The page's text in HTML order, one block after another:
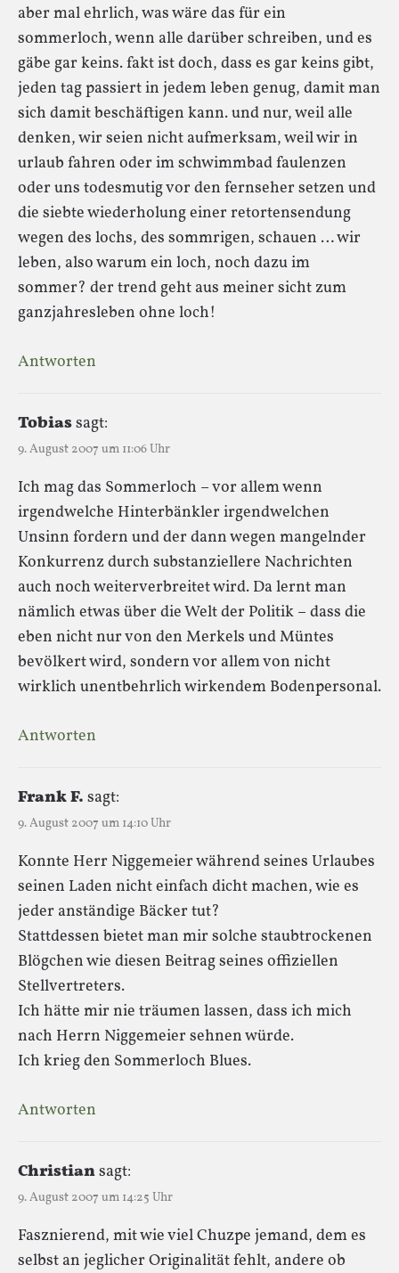
aber mal ehrlich, was wäre das für ein
sommerloch, wenn alle darüber schreiben, und es
gäbe gar keins. fakt ist doch, dass es gar keins gibt,
jeden tag passiert in jedem leben genug, damit man
sich damit beschäftigen kann. und nur, weil alle
denken, wir seien nicht aufmerksam, weil wir in
urlaub fahren oder im schwimmbad faulenzen
oder uns todesmutig vor den fernseher setzen und
die siebte wiederholung einer retortensendung
wegen des lochs, des sommrigen, schauen … wir
leben, also warum ein loch, noch dazu im
sommer? der trend geht aus meiner sicht zum
ganzjahresleben ohne loch!
Antworten
Tobiassagt:
9. August 2007 um 11:06 Uhr
Ich mag das Sommerloch – vor allem wenn
irgendwelche Hinterbänkler irgendwelchen
Unsinn fordern und der dann wegen mangelnder
Konkurrenz durch substanziellere Nachrichten
auch noch weiterverbreitet wird. Da lernt man
nämlich etwas über die Welt der Politik – dass die
eben nicht nur von den Merkels und Müntes
bevölkert wird, sondern vor allem von nicht
wirklich unentbehrlich wirkendem Bodenpersonal.
Antworten
Frank F. sagt:
9. August 2007 um 14:10 Uhr
Konnte Herr Niggemeier während seines Urlaubes
seinen Laden nicht einfach dicht machen, wie es
jeder anständige Bäcker tut?
Stattdessen bietet man mir solche staubtrockenen
Blögchen wie diesen Beitrag seines offiziellen
Stellvertreters.
Ich hätte mir nie träumen lassen, dass ich mich
nach Herrn Niggemeier sehnen würde.
Ich krieg den Sommerloch Blues.
Antworten
Christiansagt:
9. August 2007 um 14:25 Uhr
Fasznierend, mit wie viel Chuzpe jemand, dem es
selbst an jeglicher Originalität fehlt, andere ob